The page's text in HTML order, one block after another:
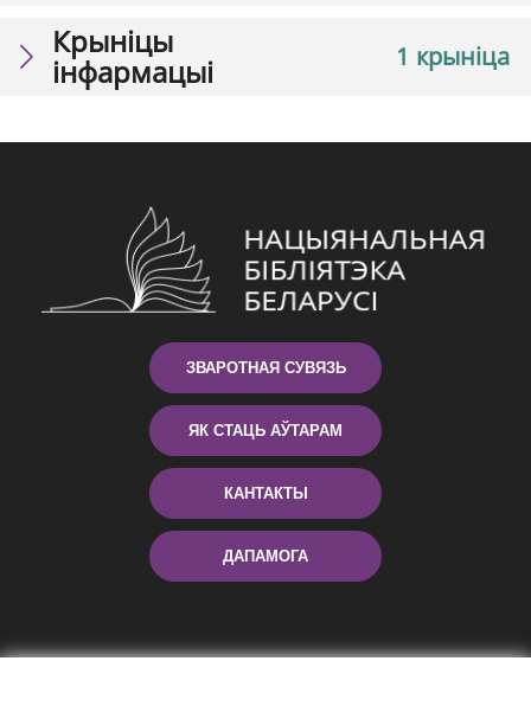
1 крыніца
Крыніцы
інфармацыі
ЗВАРОТНАЯ СУВЯЗЬ
ЯК СТАЦЬ АЎТАРАМ
КАНТАКТЫ
ДАПАМОГА